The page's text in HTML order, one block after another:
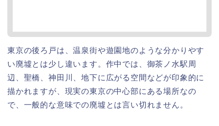
東京の後ろ戸は、温泉街や遊園地のような分かりやす
い廃墟とは少し違います。作中では、御茶ノ水駅周
辺、聖橋、神田川、地下に広がる空間などが印象的に
描かれますが、現実の東京の中心部にある場所なの
で、一般的な意味での廃墟とは言い切れません。